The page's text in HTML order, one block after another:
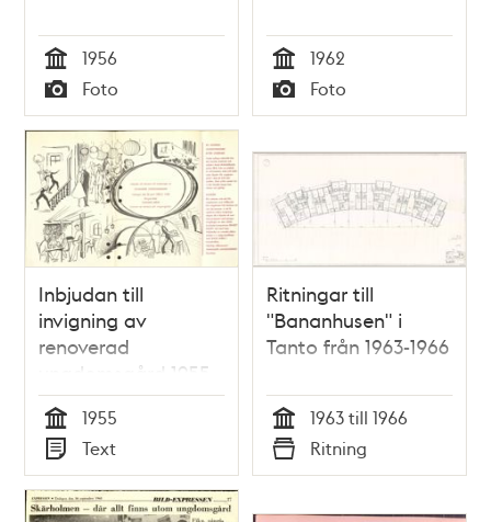
Tid
1956
Typ
Foto Tid
1962
Typ
Foto
Inbjudan till
invigning av
renoverad
ungdomsgård 1955
Tid
1955
Typ
Text
Ritningar till
"Bananhusen" i
Tanto från 1963-1966
Tid
1963 till 1966
Typ
Ritning